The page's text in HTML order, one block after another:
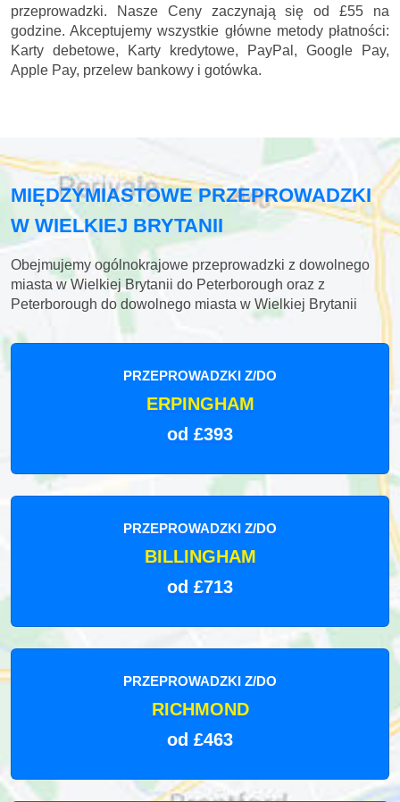
przeprowadzki. Nasze Ceny zaczynają się od £55 na
godzine. Akceptujemy wszystkie główne metody płatności:
Karty debetowe, Karty kredytowe, PayPal, Google Pay,
Apple Pay, przelew bankowy i gotówka.
MIĘDZYMIASTOWE PRZEPROWADZKI
W WIELKIEJ BRYTANII
Obejmujemy ogólnokrajowe przeprowadzki z dowolnego
miasta w Wielkiej Brytanii do Peterborough oraz z
Peterborough do dowolnego miasta w Wielkiej Brytanii
PRZEPROWADZKI Z/DO
ERPINGHAM
od £393
PRZEPROWADZKI Z/DO
BILLINGHAM
od £713
PRZEPROWADZKI Z/DO
RICHMOND
od £463